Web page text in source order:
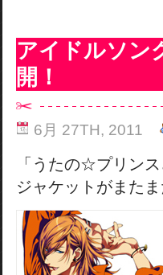
アイドルソ
開！
6月 27TH, 2011
「うたの☆プリン
ジャケットがまた